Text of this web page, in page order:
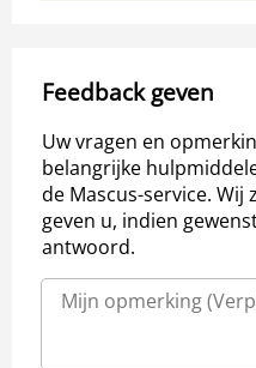
Feedback geven
Uw vragen en
belangrijke
de Mascus-service.
geven u, indien
antwoord.